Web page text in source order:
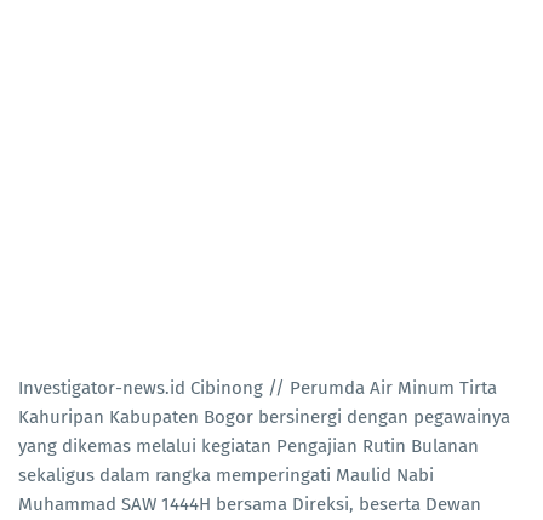
Investigator-news.id Cibinong // Perumda Air Minum Tirta
Kahuripan Kabupaten Bogor bersinergi dengan pegawainya
yang dikemas melalui kegiatan Pengajian Rutin Bulanan
sekaligus dalam rangka memperingati Maulid Nabi
Muhammad SAW 1444H bersama Direksi, beserta Dewan